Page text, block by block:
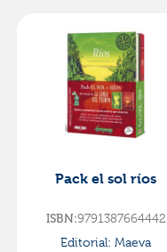
Pack el sol ríos
ISBN:9791387664442
Editorial: Maeva